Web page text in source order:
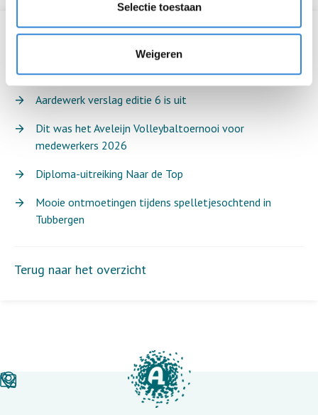
Selectie toestaan
Weigeren
Laatste nieuwsberichten
Een geslaagde dag op de Zwarte Cross
Aardewerk verslag editie 6 is uit
Dit was het Aveleijn Volleybaltoernooi voor
medewerkers 2026
Diploma-uitreiking Naar de Top
Mooie ontmoetingen tijdens spelletjesochtend in
Tubbergen
Terug naar het overzicht